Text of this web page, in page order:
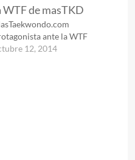
ante la WTF
12, 2014